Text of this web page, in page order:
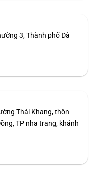
3, Thành phố Đà
Thái Khang, thôn
TP nha trang, khánh